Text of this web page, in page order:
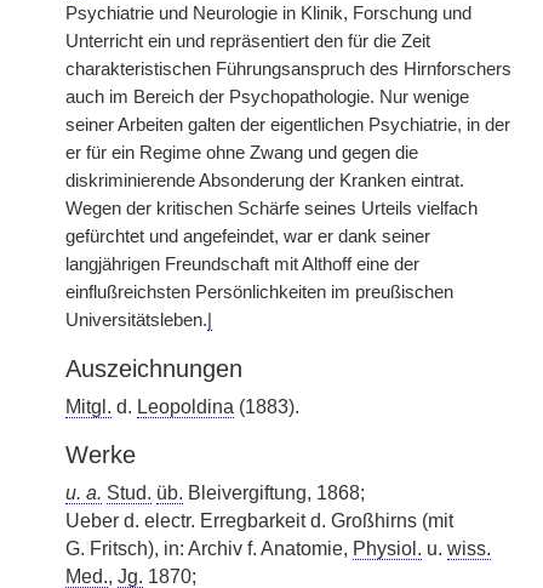
Psychiatrie und Neurologie in Klinik, Forschung und
Unterricht ein und repräsentiert den für die Zeit
charakteristischen Führungsanspruch des Hirnforschers
auch im Bereich der Psychopathologie. Nur wenige
seiner Arbeiten galten der eigentlichen Psychiatrie, in der
er für ein Regime ohne Zwang und gegen die
diskriminierende Absonderung der Kranken eintrat.
Wegen der kritischen Schärfe seines Urteils vielfach
gefürchtet und angefeindet, war er dank seiner
langjährigen Freundschaft mit Althoff eine der
einflußreichsten Persönlichkeiten im preußischen
Universitätsleben.
Auszeichnungen
Mitgl. d. Leopoldina (1883).
Werke
u. a. Stud. üb. Bleivergiftung, 1868;
Ueber d. electr. Erregbarkeit d. Großhirns (mit
G. Fritsch), in: Archiv f. Anatomie, Physiol. u. wiss.
Med., Jg. 1870;